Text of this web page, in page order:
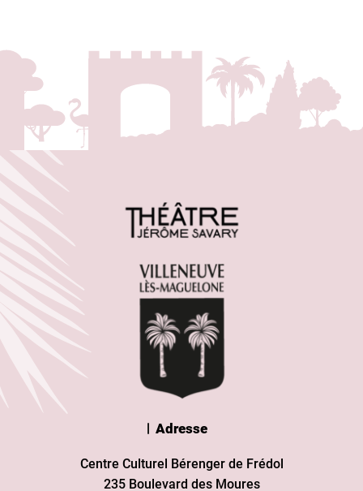
Adresse
Centre Culturel Bérenger de Frédol
235 Boulevard des Moures